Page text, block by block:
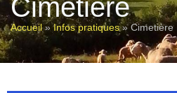
Cimetière
Accueil»Infos pratiques»Cimetière